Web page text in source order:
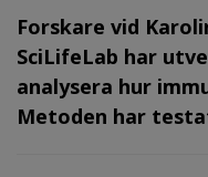
Forskare vid
SciLifeLab har
analysera hur
Metoden har